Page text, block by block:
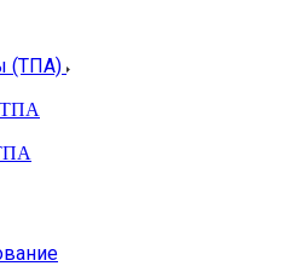
(ТПА)
ТПА